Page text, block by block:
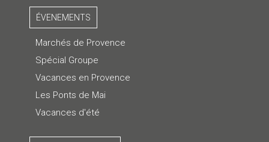
ÉVENEMENTS
Marchés de Provence
Spécial Groupe
Vacances en Provence
Les Ponts de Mai
Vacances d'été